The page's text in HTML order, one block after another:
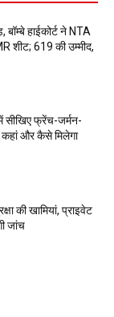
बॉम्बे हाईकोर्ट ने NTA
शीट; 619 की उम्मीद,
सीखिए फ्रेंच-जर्मन-
कहां और कैसे मिलेगा
की खामियां, प्राइवेट
जांच